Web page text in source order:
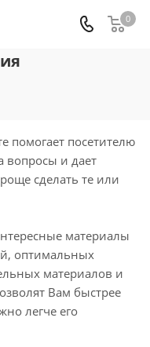
0
помогает посетителю
вопросы и дает
сделать те или
материалы
оптимальных
материалов и
Вам быстрее
легче его